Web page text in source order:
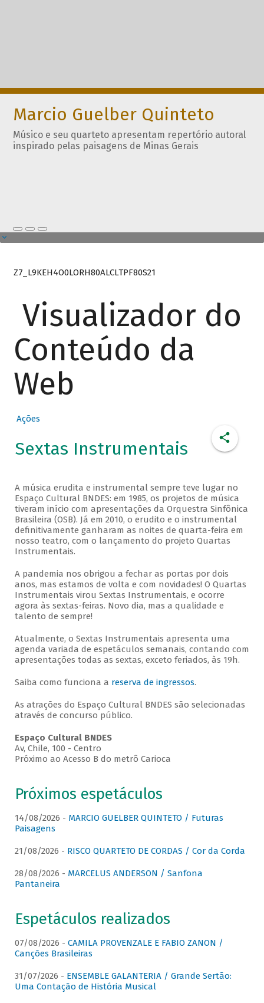
Marcio Guelber Quinteto
Músico e seu quarteto apresentam repertório autoral
inspirado pelas paisagens de Minas Gerais
Z7_L9KEH4O0LORH80ALCLTPF80S21
Visualizador do
Conteúdo da
Web
Ações
Sextas Instrumentais
A música erudita e instrumental sempre teve lugar no
Espaço Cultural BNDES: em 1985, os projetos de música
tiveram início com apresentações da Orquestra Sinfônica
Brasileira (OSB). Já em 2010, o erudito e o instrumental
definitivamente ganharam as noites de quarta-feira em
nosso teatro, com o lançamento do projeto Quartas
Instrumentais.
A pandemia nos obrigou a fechar as portas por dois
anos, mas estamos de volta e com novidades! O Quartas
Instrumentais virou Sextas Instrumentais, e ocorre
agora às sextas-feiras. Novo dia, mas a qualidade e
talento de sempre!
Atualmente, o Sextas Instrumentais apresenta uma
agenda variada de espetáculos semanais, contando com
apresentações todas as sextas, exceto feriados, às 19h.
Saiba como funciona a reserva de ingressos.
As atrações do Espaço Cultural BNDES são selecionadas
através de concurso público.
Espaço Cultural BNDES
Av, Chile, 100 - Centro
Próximo ao Acesso B do metrô Carioca
Próximos espetáculos
14/08/2026 - MARCIO GUELBER QUINTETO / Futuras
Paisagens
21/08/2026 - RISCO QUARTETO DE CORDAS / Cor da Corda
28/08/2026 - MARCELUS ANDERSON / Sanfona
Pantaneira
Espetáculos realizados
07/08/2026 - CAMILA PROVENZALE E FABIO ZANON /
Canções Brasileiras
31/07/2026 - ENSEMBLE GALANTERIA / Grande Sertão:
Uma Contação de História Musical